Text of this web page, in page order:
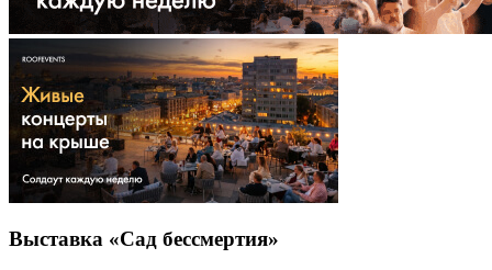
Выставка «Сад бессмертия»